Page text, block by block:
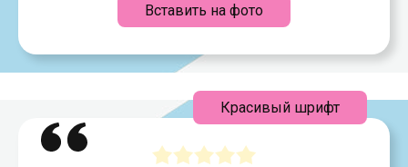
Вставить на фото
Красивый шрифт